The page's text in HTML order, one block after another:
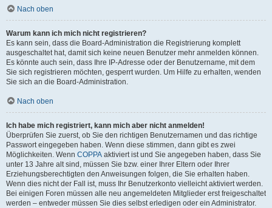
Nach oben
Warum kann ich mich nicht registrieren?
Es kann sein, dass die Board-Administration die Registrierung komplett
ausgeschaltet hat, damit sich keine neuen Benutzer mehr anmelden können.
Es könnte auch sein, dass Ihre IP-Adresse oder der Benutzername, mit dem
Sie sich registrieren möchten, gesperrt wurden. Um Hilfe zu erhalten, wenden
Sie sich an die Board-Administration.
Nach oben
Ich habe mich registriert, kann mich aber nicht anmelden!
Überprüfen Sie zuerst, ob Sie den richtigen Benutzernamen und das richtige
Passwort eingegeben haben. Wenn diese stimmen, dann gibt es zwei
Möglichkeiten. Wenn COPPA aktiviert ist und Sie angegeben haben, dass Sie
unter 13 Jahre alt sind, müssen Sie bzw. einer Ihrer Eltern oder Ihrer
Erziehungsberechtigten den Anweisungen folgen, die Sie erhalten haben.
Wenn dies nicht der Fall ist, muss Ihr Benutzerkonto vielleicht aktiviert werden.
Bei einigen Foren müssen alle neu angemeldeten Mitglieder erst freigeschaltet
werden – entweder müssen Sie dies selbst erledigen oder ein Administrator.